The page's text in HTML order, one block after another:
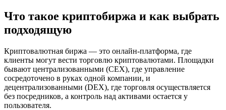
Что такое криптобиржа и как выбрать
подходящую
Криптовалютная биржа — это онлайн-платформа, где
клиенты могут вести торговлю криптовалютами. Площадки
бывают централизованными (CEX), где управление
сосредоточено в руках одной компании, и
децентрализованными (DEX), где торговля осуществляется
без посредников, а контроль над активами остается у
пользователя.